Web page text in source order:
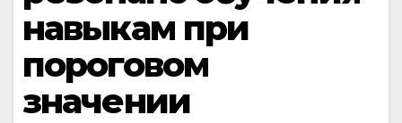
навыкам при
пороговом
значении